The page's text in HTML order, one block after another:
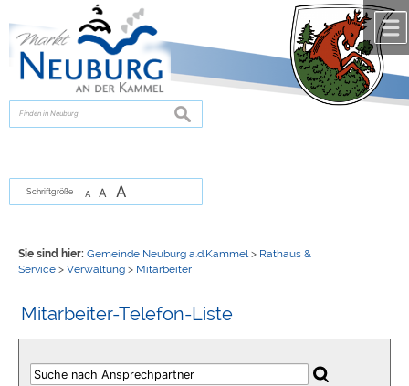
zur Navigationoder
springen.
suchen
Schriftgröße A A A
Sie sind hier: Gemeinde Neuburg a.d.Kammel > Rathaus &
Service> Verwaltung> Mitarbeiter
Mitarbeiter-Telefon-Liste